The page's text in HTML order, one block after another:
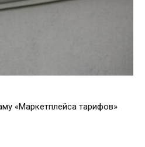
«Маркетплейса тарифов»